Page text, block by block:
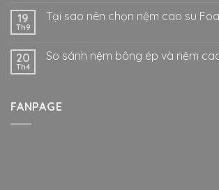
19
Th9
Tại sao nên chọn nệm cao su
20
Th4
So sánh nệm bông ép và nệm
FANPAGE